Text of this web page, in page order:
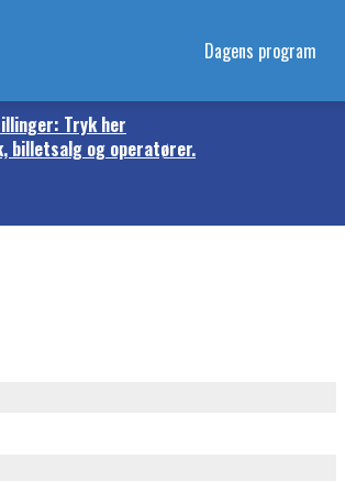
Dagens program
Tryk her
billetsalg og operatører.